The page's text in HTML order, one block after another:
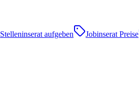
Stelleninserat aufgeben Jobinserat Preise